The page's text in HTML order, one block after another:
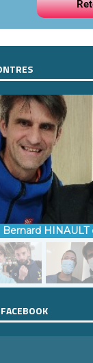
Bernard HINAULT